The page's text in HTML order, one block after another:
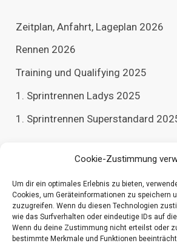
Cookie-Zustimmung
Um dir ein optimales Erlebnis zu bieten,
Cookies, um Geräteinformationen zu speichern
zuzugreifen. Wenn du diesen Technologien
wie das Surfverhalten oder eindeutige IDs auf
Wenn du deine Zustimmung nicht erteilst oder
bestimmte Merkmale und Funktionen
Zeitplan, Anfahrt, Lageplan 2026
Rennen 2026
Training und Qualifying 2025
1. Sprintrennen Ladys 2025
1. Sprintrennen Superstandard
A
c
h
i